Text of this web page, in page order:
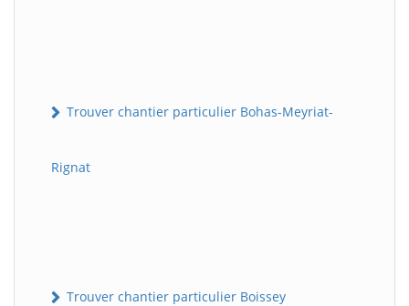
Trouver chantier particulier Bohas-Meyriat-
Rignat
Trouver chantier particulier Boissey